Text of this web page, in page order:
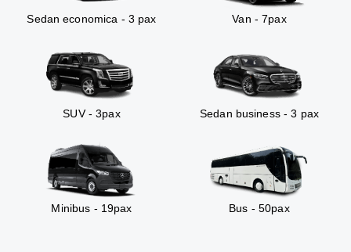
Sedan economica - 3 pax Van - 7pax
SUV - 3pax Sedan business - 3 pax
Minibus - 19pax Bus - 50pax